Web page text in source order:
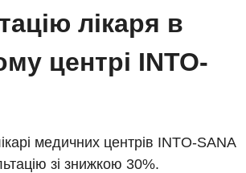
діагностика
Національний скринінг здоров’я 40+
лікаря в
центрі INTO-
медичних центрів INTO-SANA
зі знижкою 30%.